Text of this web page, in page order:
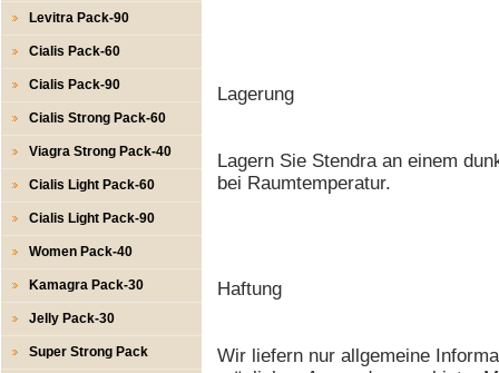
Levitra Pack-90
Cialis Pack-60
Cialis Pack-90
Cialis Strong Pack-60
Viagra Strong Pack-40
Cialis Light Pack-60
Cialis Light Pack-90
Women Pack-40
Kamagra Pack-30
Jelly Pack-30
Super Strong Pack
Lagerung
Lagern Sie Stendra an einem
bei Raumtemperatur.
Haftung
Wir liefern nur allgemeine